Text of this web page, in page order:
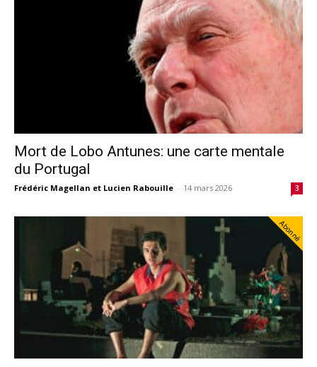
Mort de Lobo Antunes: une carte mentale
du Portugal
Frédéric Magellan et Lucien Rabouille - 14 mars 2026 3
Abonné